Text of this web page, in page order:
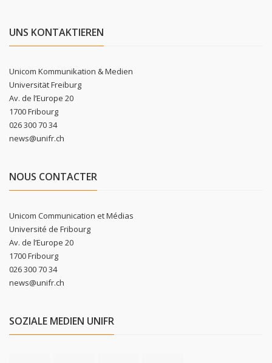
UNS KONTAKTIEREN
Unicom Kommunikation & Medien
Universität Freiburg
Av. de l’Europe 20
1700 Fribourg
026 300 70 34
news@unifr.ch
NOUS CONTACTER
Unicom Communication et Médias
Université de Fribourg
Av. de l’Europe 20
1700 Fribourg
026 300 70 34
news@unifr.ch
SOZIALE MEDIEN UNIFR